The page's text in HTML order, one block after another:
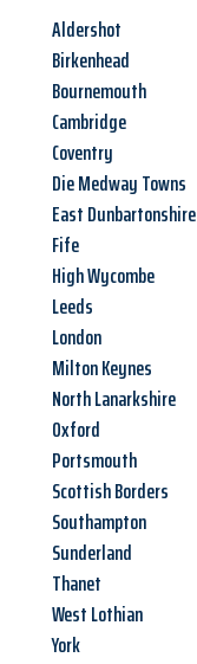
Aldershot
Birkenhead
Bournemouth
Cambridge
Coventry
Die Medway Towns
East Dunbartonshire
Fife
High Wycombe
Leeds
London
Milton Keynes
North Lanarkshire
Oxford
Portsmouth
Scottish Borders
Southampton
Sunderland
Thanet
West Lothian
York